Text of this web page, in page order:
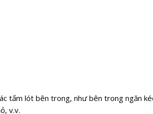
tấm lót bên trong, như bên trong ngăn
v.v.